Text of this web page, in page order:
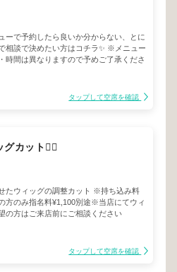
ーで予約したら良いか分からない、とに
相談で決めたい方はコチラ✨ ※メニュー
時間は異なりますので予めご了承くださ
タップして空席を確認
グカット💇‍♀️
たウィッグの調整カット ※持ち込み料
方のみ指名料¥1,100別途※当店にてウィ
の方はご来店前にご相談ください
タップして空席を確認